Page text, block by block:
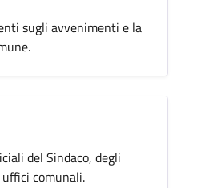
sugli avvenimenti e la
del Sindaco, degli
comunali.